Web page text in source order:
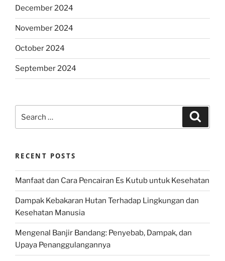
December 2024
November 2024
October 2024
September 2024
for:
RECENT POSTS
Manfaat dan Cara Pencairan Es Kutub untuk Kesehatan
Dampak Kebakaran Hutan Terhadap Lingkungan dan
Kesehatan Manusia
Mengenal Banjir Bandang: Penyebab, Dampak, dan
Upaya Penanggulangannya